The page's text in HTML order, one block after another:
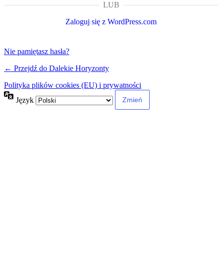
LUB
Zaloguj się z WordPress.com
Nie pamiętasz hasła?
← Przejdź do Dalekie Horyzonty
Polityka plików cookies (EU) i prywatności
Język